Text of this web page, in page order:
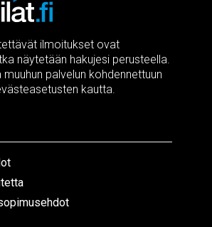
ilmoitukset ovat
näytetään hakujesi perusteella.
palvelun kohdennettuun
kautta.